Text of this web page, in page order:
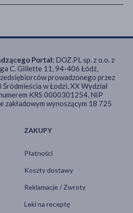
ZAKUPY
Płatności
Koszty dostawy
Reklamacje / Zwroty
Leki na receptę
Portal: DOZ.PL sp. z o.o. z
C. Gillette 11, 94-406 Łódź,
prowadzonego przez
w Łodzi, XX Wydział
KRS 0000301254, NIP
wynoszącym 18 725